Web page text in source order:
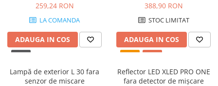
259,24 RON
LA COMANDA
ADAUGA IN COS
388,90 RON
STOC LIMITAT
ADAUGA IN COS
Lampă de exterior L 30 fara
senzor de miscare
Reflector LED XLED PRO ONE
fara detector de mișcare